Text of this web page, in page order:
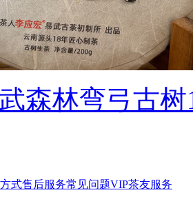
森林弯弓古
式售后服务常见问题VIP茶友服务